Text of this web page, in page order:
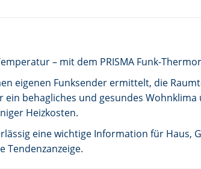
– mit dem PRISMA Funk-
eigenen Funksender ermittelt, die
behagliches und gesundes
Heizkosten.
eine wichtige Information für Haus,
Tendenzanzeige.